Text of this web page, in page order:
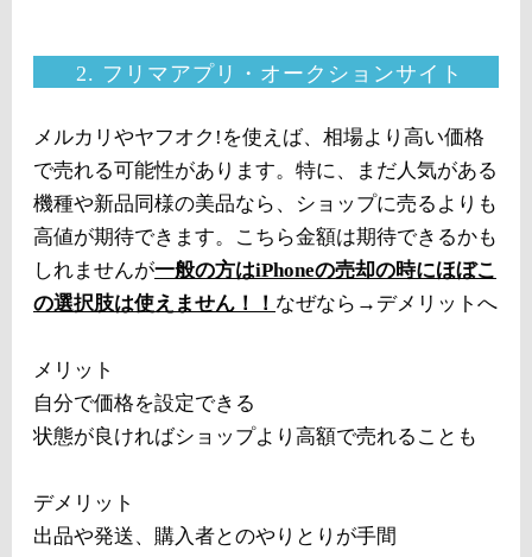
2. フリマアプリ・オークションサイト
メルカリやヤフオク!を使えば、相場より高い価格
で売れる可能性があります。特に、まだ人気がある
機種や新品同様の美品なら、ショップに売るよりも
高値が期待できます。こちら金額は期待できるかも
しれませんが一般の方はiPhoneの売却の時にほぼこ
の選択肢は使えません！！ なぜなら→デメリットへ
メリット
自分で価格を設定できる
状態が良ければショップより高額で売れることも
デメリット
出品や発送、購入者とのやりとりが手間